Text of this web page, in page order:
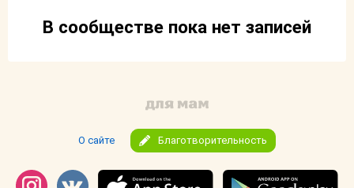
В сообществе пока нет записей
О сайте Благотворительность